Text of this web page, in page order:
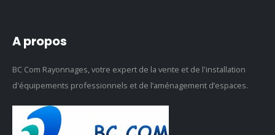
A propos
BC Com Rayonnages, votre expert de la vente et de l'installation
d'équipements professionnels et de l’aménagement d’espaces.